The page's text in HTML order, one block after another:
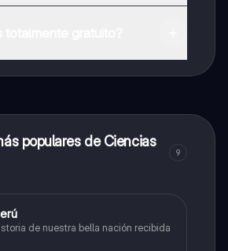
populares de Ciencias
9
de nuestra bella nación recibida